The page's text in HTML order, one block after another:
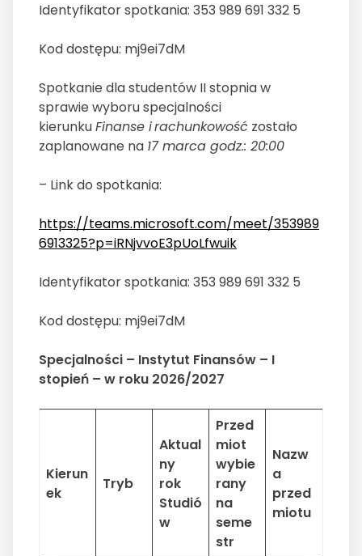
Identyfikator spotkania: 353 989 691 332 5
Kod dostępu: mj9ei7dM
Spotkanie dla studentów II stopnia w
sprawie wyboru specjalności
kierunkuFinanse irachunkowość zostało
zaplanowane na 17 marca godz.: 20:00
– Link do spotkania:
https://teams.microsoft.com/meet/353989
6913325?p=iRNjvvoE3pUoLfwuik
Identyfikator spotkania: 353 989 691 332 5
Kod dostępu: mj9ei7dM
Specjalności – Instytut Finansów – I
stopień – w roku 2026/2027
Kierun
ek
Tryb
Aktual
ny
rok
Studió
w
Przed
miot
wybie
rany
na
seme
str
Nazw
a
przed
miotu